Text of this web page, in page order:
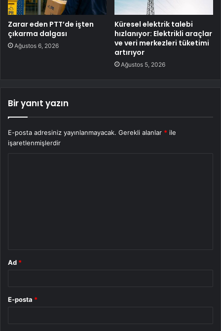
Zarar eden PTT’de işten
çıkarma dalgası
Ağustos 6, 2026
Küresel elektrik talebi
hızlanıyor: Elektrikli araçlar
ve veri merkezleri tüketimi
artırıyor
Ağustos 5, 2026
Bir yanıt yazın
E-posta adresiniz yayınlanmayacak. Gerekli alanlar * ile
işaretlenmişlerdir
Ad *
E-posta *